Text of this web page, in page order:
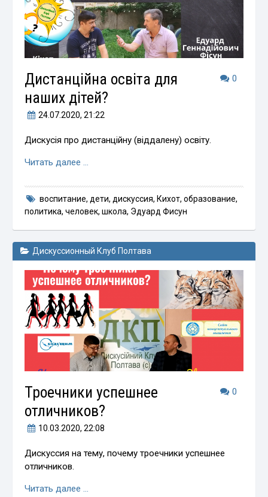
0
Дистанційна освіта для
наших дітей?
24.07.2020, 21:22
Дискусія про дистанційну (віддалену) освіту.
Читать далее …
воспитание, дети, дискуссия, Кихот, образование,
политика,человек,школа, Эдуард Фисун
Дискуссионный Клуб Полтава
0
Троечники успешнее
отличников?
10.03.2020, 22:08
Дискуссия на тему, почему троечники успешнее
отличников.
Читать далее …